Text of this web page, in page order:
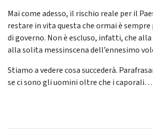
Mai come adesso, il rischio reale per il
restare in vita questa che ormai è sempre
di governo. Non è escluso, infatti, che
alla solita messinscena dell’ennesimo
Stiamo a vedere cosa succederà.
se ci sono gli uomini oltre che i caporali…